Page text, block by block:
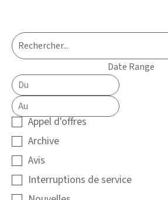
Date Range
Appel d'offres
Archive
Avis
Interruptions de service